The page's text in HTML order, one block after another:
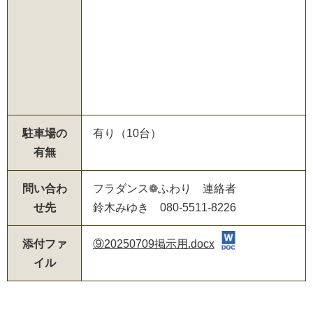
駐車場の
有無
有り（10台）
問い合わ
せ先
フラダンス❁ふわり 連絡者
鈴木みゆき 080-5511-8226
添付ファ
イル
⑨20250709掲示用.docx